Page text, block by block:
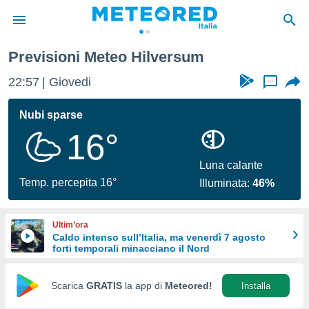
di
per
le
di
Web
Previsioni Meteo Hilversum
22:57 Giovedi ...
Nubi sparse
16°
Temp. percepita 16°
Luna calante
Illuminata:46%
Ultim’ora
Caldo intenso sull’Italia, ma venerdì 7 agosto
forti temporali minacciano il Nord
Scarica GRATIS la app di Meteored! Installa